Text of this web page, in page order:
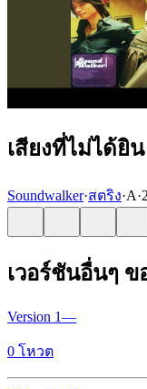
เสียงที่ไม่ได้ยิ
Soundwalker·สตริง·A·
เวอร์ชันอื่นๆ ข
Version 1—
0 โหวต